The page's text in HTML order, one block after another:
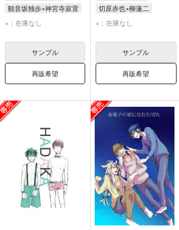
観音坂独歩×神宮寺寂雷
神宮寺寂雷
×：在庫なし
サンプル
再販希望
切原赤也×柳蓮二
切原赤也
×：在庫なし
サンプル
再販希望